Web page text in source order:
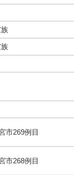
市269例目
市268例目